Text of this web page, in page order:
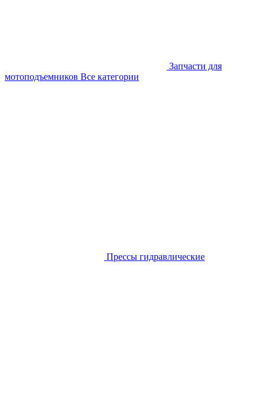
Запчасти для
мотоподъемников Все категории
Прессы гидравлические